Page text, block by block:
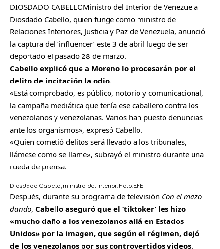
DIOSDADO CABELLOMinistro del Interior de Venezuela
Diosdado Cabello, quien funge como ministro de
Relaciones Interiores, Justicia y Paz de Venezuela, anunció
la captura del ‘influencer’ este 3 de abril luego de ser
deportado el pasado 28 de marzo.
Cabello explicó que a Moreno lo procesarán por el
delito de incitación la odio.
«Está comprobado, es público, notorio y comunicacional,
la campaña mediática que tenía ese caballero contra los
venezolanos y venezolanas. Varios han puesto denuncias
ante los organismos», expresó Cabello.
«Quien cometió delitos será llevado a los tribunales,
llámese como se llame», subrayó el ministro durante una
rueda de prensa.
Diosdado Cabello, ministro del Interior. Foto:EFE
Después, durante su programa de televisión Con el mazo
dando, Cabello aseguró que el ‘tiktoker’ les hizo
«mucho daño a los venezolanos allá en Estados
Unidos» por la imagen, que según el régimen, dejó
de los venezolanos por sus controvertidos videos.